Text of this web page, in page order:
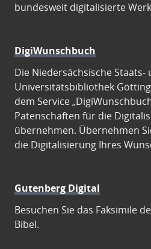
bundesweit digitalisierte
DigiWunschbuch
Die Niedersächsische Staats-
Universitätsbibliothek
dem Service
Patenschaften für die
übernehmen. Übernehmen
die Digitalisierung Ihres
Gutenberg Digital
Besuchen Sie das Faksimile
Bibel.